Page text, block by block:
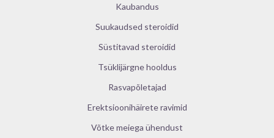
Kaubandus
Suukaudsed steroidid
Süstitavad steroidid
Tsüklijärgne hooldus
Rasvapõletajad
Erektsioonihäirete ravimid
Võtke meiega ühendust